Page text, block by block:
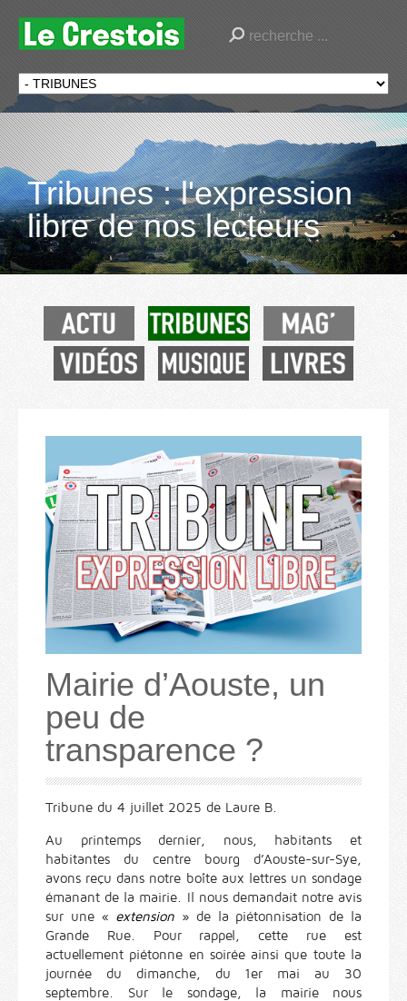
Tribunes : l'expression
libre de nos lecteurs
Mairie d’Aouste, un
peu de
transparence ?
Tribune du 4 juillet 2025 de Laure B.
Au printemps dernier, nous, habitants et
habitantes du centre bourg d’Aouste-sur-Sye,
avons reçu dans notre boîte aux lettres un sondage
émanant de la mairie. Il nous demandait notre avis
sur une « extension » de la piétonnisation de la
Grande Rue. Pour rappel, cette rue est
actuellement piétonne en soirée ainsi que toute la
journée du dimanche, du 1er mai au 30
septembre. Sur le sondage, la mairie nous